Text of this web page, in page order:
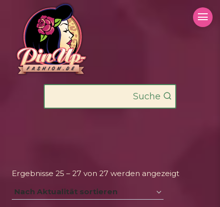
springen
Suche
Ergebnisse 25 – 27 von 27 werden angezeigtNach